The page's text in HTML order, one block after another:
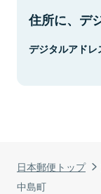
日本郵便トップ
中島町
住所に、デ
デジタルアドレ